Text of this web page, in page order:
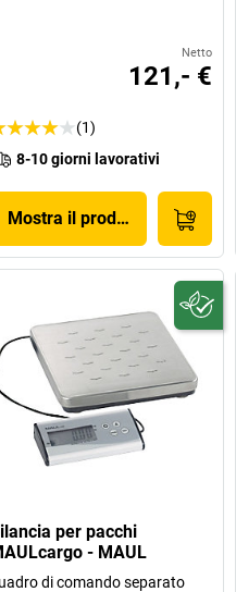
Netto
121,- €
(1)
8-10 giorni lavorativi
Mostra il prodotto
per pacchi
- MAUL
di comando separato